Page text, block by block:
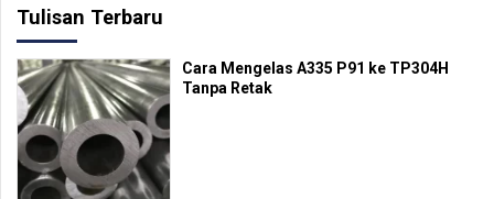
Tulisan Terbaru
Cara Mengelas A335 P91 ke TP304H
Tanpa Retak